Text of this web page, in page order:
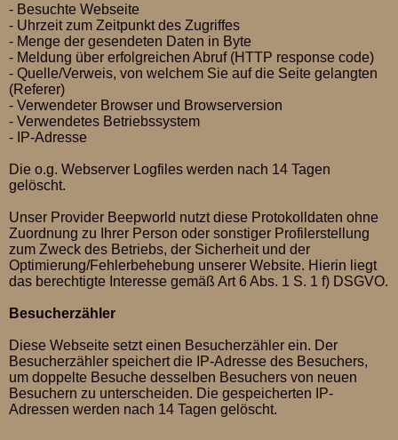
- Besuchte Webseite
- Uhrzeit zum Zeitpunkt des Zugriffes
- Menge der gesendeten Daten in Byte
- Meldung über erfolgreichen Abruf (HTTP response code)
- Quelle/Verweis, von welchem Sie auf die Seite gelangten
(Referer)
- Verwendeter Browser und Browserversion
- Verwendetes Betriebssystem
- IP-Adresse
Die o.g. Webserver Logfiles werden nach 14 Tagen
gelöscht.
Unser Provider Beepworld nutzt diese Protokolldaten ohne
Zuordnung zu Ihrer Person oder sonstiger Profilerstellung
zum Zweck des Betriebs, der Sicherheit und der
Optimierung/Fehlerbehebung unserer Website. Hierin liegt
das berechtigte Interesse gemäß Art 6 Abs. 1 S. 1 f) DSGVO.
Besucherzähler
Diese Webseite setzt einen Besucherzähler ein. Der
Besucherzähler speichert die IP-Adresse des Besuchers,
um doppelte Besuche desselben Besuchers von neuen
Besuchern zu unterscheiden. Die gespeicherten IP-
Adressen werden nach 14 Tagen gelöscht.